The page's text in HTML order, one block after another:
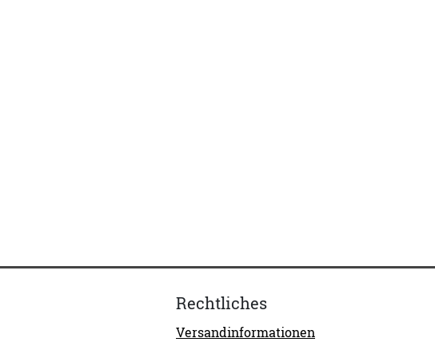
Rechtliches
Versandinformationen